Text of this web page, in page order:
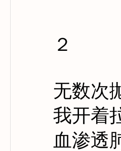
２
无数次抛
我开着拉
血渗透肺